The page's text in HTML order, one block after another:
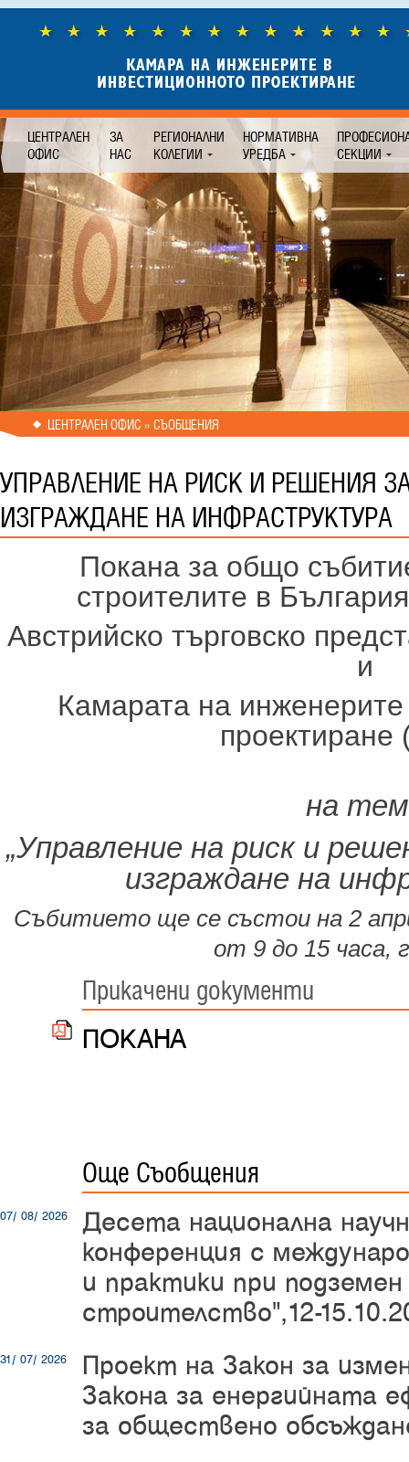
ЦЕНТРАЛЕН
ОФИС
ЗА
НАС
РЕГИОНАЛНИ
КОЛЕГИИ
НОРМАТИВНА
УРЕДБА
СЕКЦИИ
ЦЕНТРАЛЕН ОФИС » СЪОБЩЕНИЯ
УПРАВЛЕНИЕ НА РИСК И РЕШЕНИЯ
ИЗГРАЖДАНЕ НА ИНФРАСТРУКТУРА
Покана за общо
строителите в
Австрийско търговско
и
Камарата на
на
„Управление на риск и
изграждане на
Събитието ще се състои на 2
от 9 до 15 часа,
Прикачени документи
ПОКАНА
Още Съобщения
07/ 08/ 2026
Десета национална
конференция с
и практики при
строителство",12-
31/ 07/ 2026
Проект на Закон за
Закона за енергийната
за обществено